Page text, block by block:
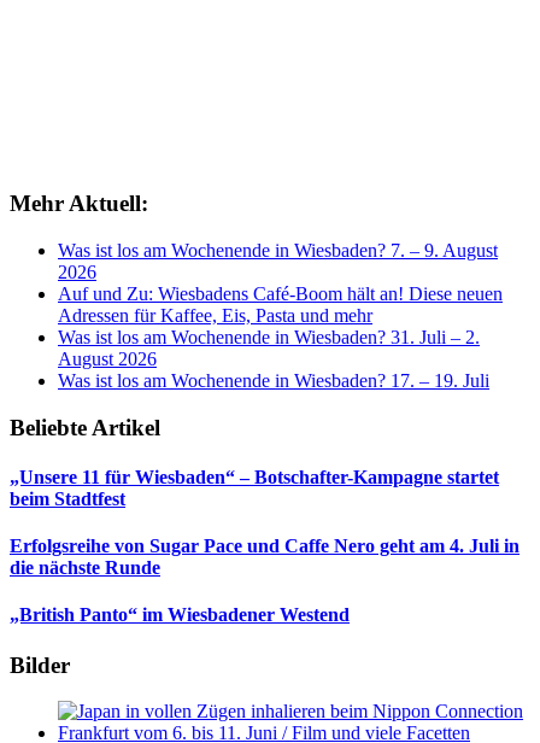
Mehr Aktuell:
Was ist los am Wochenende in Wiesbaden? 7. – 9. August
2026
Auf und Zu: Wiesbadens Café-Boom hält an! Diese neuen
Adressen für Kaffee, Eis, Pasta und mehr
Was ist los am Wochenende in Wiesbaden? 31. Juli – 2.
August 2026
Was ist los am Wochenende in Wiesbaden? 17. – 19. Juli
Beliebte Artikel
„Unsere 11 für Wiesbaden“ – Botschafter-Kampagne startet
beim Stadtfest
Erfolgsreihe von Sugar Pace und Caffe Nero geht am 4. Juli in
die nächste Runde
„British Panto“ im Wiesbadener Westend
Bilder